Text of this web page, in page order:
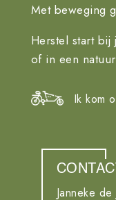
Met beweging
Herstel start
of in een
Ik kom
Janneke